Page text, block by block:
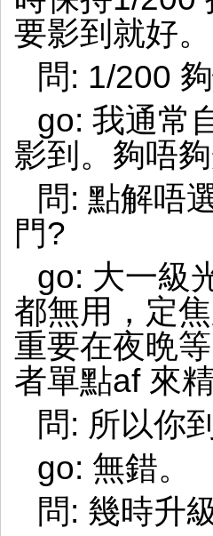
要影到就好。
問: 1/200
go: 我通常
影到。夠唔
問: 點解唔
門?
go: 大一級
都無用，定
重要在夜晩
者單點af 來
問: 所以你
go: 無錯。
問: 幾時升